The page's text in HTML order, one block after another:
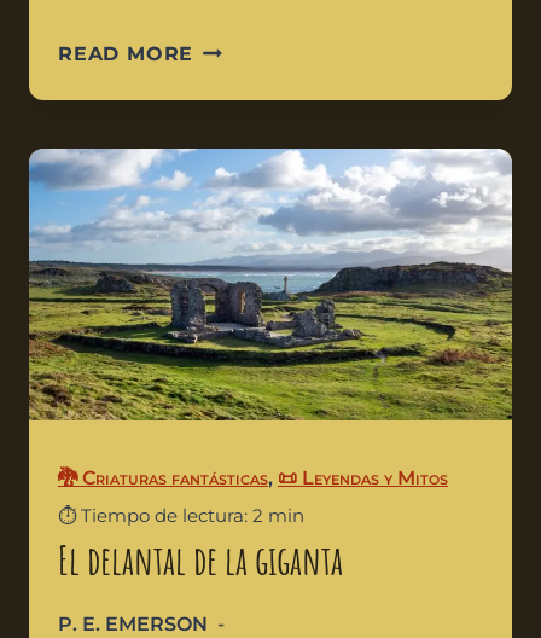
READ MORE
🐉 Criaturas fantásticas, 📜 Leyendas y Mitos
⏱️ Tiempo de lectura: 2 min
El delantal de la giganta
P. E. EMERSON